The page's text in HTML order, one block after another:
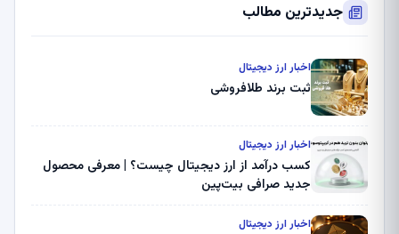
جدیدترین مطالب
اخبار ارز دیجیتال
ثبت برند طلافروشی
اخبار ارز دیجیتال
کسب درآمد از ارز دیجیتال چیست؟ | معرفی محصول
جدید صرافی بیت‌پین
اخبار ارز دیجیتال